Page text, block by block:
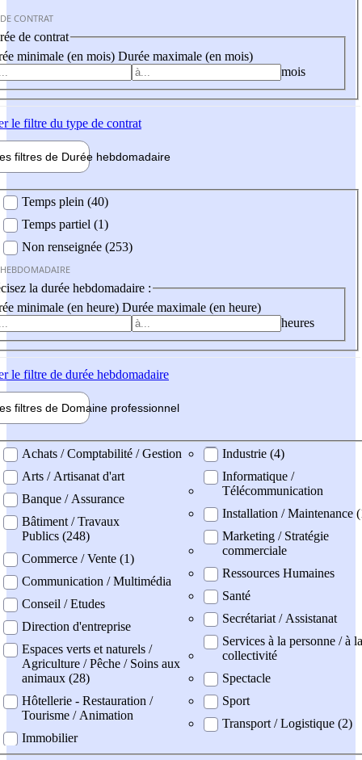
CONTRAT
de contrat
minimale (en mois) Durée maximale (en mois)
mois
le filtre du type de contrat
filtres de Durée hebdomadaire
Temps plein (40)
Temps partiel (1)
Non renseignée (253)
la durée hebdomadaire :
minimale (en heure) Durée maximale (en heure)
heures
le filtre de durée hebdomadaire
filtres de Domaine professionnel
professionel
Achats / Comptabilité / Gestion
Arts / Artisanat d'art
Banque / Assurance
Bâtiment / Travaux
Publics (248)
Commerce / Vente (1)
Communication / Multimédia
Conseil / Etudes
Direction d'entreprise
Espaces verts et naturels /
Agriculture / Pêche / Soins aux
animaux (28)
Hôtellerie - Restauration /
Tourisme / Animation
Immobilier
Industrie (4)
Informatique /
Télécommunication
Installation / Maintenance
Marketing / Stratégie
commerciale
Ressources Humaines
Santé
Secrétariat / Assistanat
Services à la personne / à la
collectivité
Spectacle
Sport
Transport / Logistique (2)